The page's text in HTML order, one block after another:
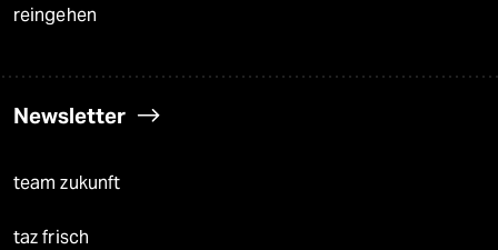
reingehen
Newsletter
team zukunft
taz frisch